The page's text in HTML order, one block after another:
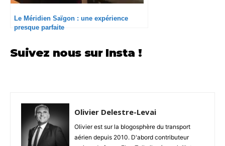
Le Méridien Saïgon : une expérience
presque parfaite
Suivez nous sur Insta !
Olivier Delestre-Levai
Olivier est sur la blogosphère du transport
aérien depuis 2010. D'abord contributeur